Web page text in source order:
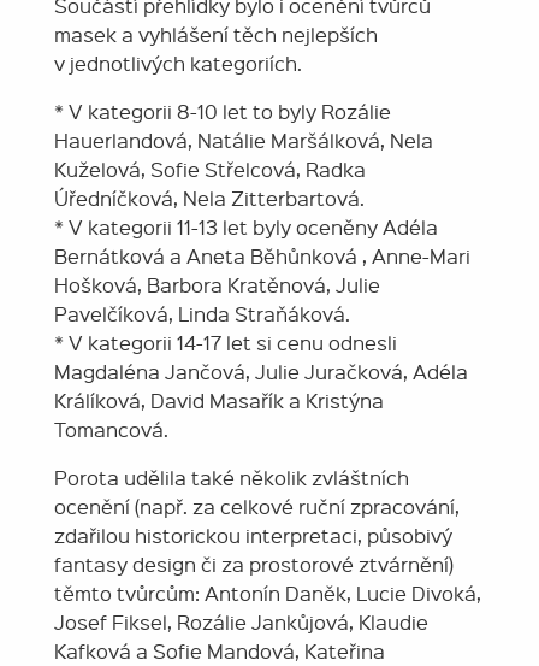
Součástí přehlídky bylo i ocenění tvůrců
masek a vyhlášení těch nejlepších
v jednotlivých kategoriích.
* V kategorii 8-10 let to byly Rozálie
Hauerlandová, Natálie Maršálková, Nela
Kuželová, Sofie Střelcová, Radka
Úředníčková, Nela Zitterbartová.
* V kategorii 11-13 let byly oceněny Adéla
Bernátková a Aneta Běhůnková , Anne-Mari
Hošková, Barbora Kratěnová, Julie
Pavelčíková, Linda Straňáková.
* V kategorii 14-17 let si cenu odnesli
Magdaléna Jančová, Julie Juračková, Adéla
Králíková, David Masařík a Kristýna
Tomancová.
Porota udělila také několik zvláštních
ocenění (např. za celkové ruční zpracování,
zdařilou historickou interpretaci, působivý
fantasy design či za prostorové ztvárnění)
těmto tvůrcům: Antonín Daněk, Lucie Divoká,
Josef Fiksel, Rozálie Jankůjová, Klaudie
Kafková a Sofie Mandová, Kateřina